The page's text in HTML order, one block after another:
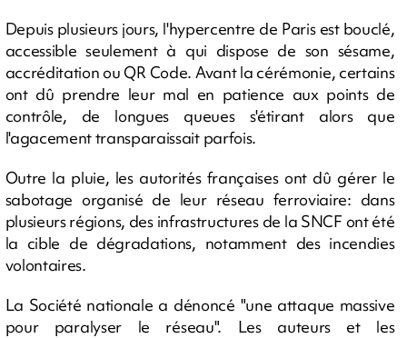
Depuis plusieurs jours, l'hypercentre de Paris est bouclé,
accessible seulement à qui dispose de son sésame,
accréditation ou QR Code. Avant la cérémonie, certains
ont dû prendre leur mal en patience aux points de
contrôle, de longues queues s'étirant alors que
l'agacement transparaissait parfois.
Outre la pluie, les autorités françaises ont dû gérer le
sabotage organisé de leur réseau ferroviaire: dans
plusieurs régions, des infrastructures de la SNCF ont été
la cible de dégradations, notamment des incendies
volontaires.
La Société nationale a dénoncé "une attaque massive
pour paralyser le réseau". Les auteurs et les